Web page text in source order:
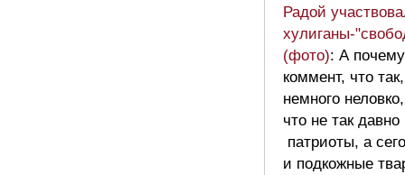
Радой
хулиганы-
(фото): А
коммент, что
немного неловко,
что не так давно
патриоты, а
и подкожные